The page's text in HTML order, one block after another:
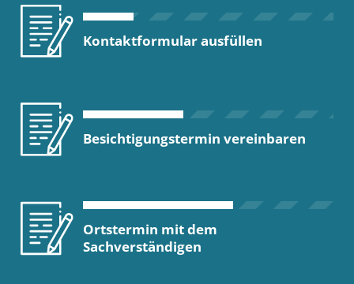
Kontaktformular ausfüllen
Besichtigungstermin vereinbaren
Ortstermin mit dem
Sachverständigen